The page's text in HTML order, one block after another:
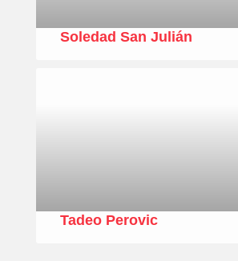
Soledad San Julián
Tadeo Perovic